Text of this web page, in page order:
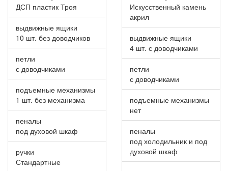
ДСП пластик Троя
выдвижные ящики
10 шт. без доводчиков
петли
с доводчиками
подъемные механизмы
1 шт. без механизма
пеналы
под духовой шкаф
ручки
Стандартные
Искусственный камень
акрил
выдвижные ящики
4 шт. с доводчиками
петли
с доводчиками
подъемные механизмы
нет
пеналы
под холодильник и под
духовой шкаф